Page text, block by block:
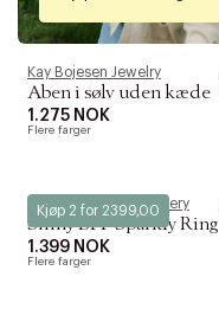
Kay Bojesen Jewelry
Aben i sølv uden kæde
1.275 NOK
Flere farger
Kjøp 2 for 2399,00
Camille Brinch Jewellery
Shiny BFF Sparkly Ring
1.399 NOK
Flere farger